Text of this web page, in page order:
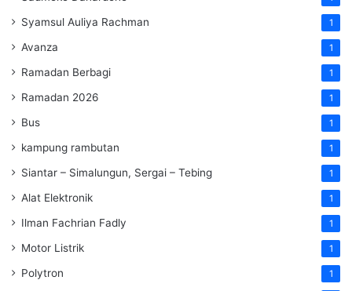
Syamsul Auliya Rachman 1
Avanza 1
Ramadan Berbagi 1
Ramadan 2026 1
Bus 1
kampung rambutan 1
Siantar – Simalungun, Sergai – Tebing 1
Alat Elektronik 1
Ilman Fachrian Fadly 1
Motor Listrik 1
Polytron 1